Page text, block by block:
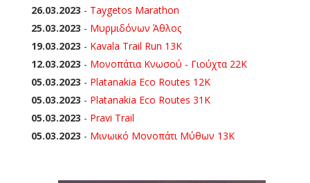
26.03.2023 - Taygetos Marathon
25.03.2023 - Μυρμιδόνων Άθλος
19.03.2023 - Kavala Trail Run 13K
12.03.2023 - Μονοπάτια Κνωσού - Γιούχτα 22Κ
05.03.2023 - Platanakia Eco Routes 12K
05.03.2023 - Platanakia Eco Routes 31K
05.03.2023 - Pravi Trail
05.03.2023 - Μινωικό Μονοπάτι Μύθων 13Κ